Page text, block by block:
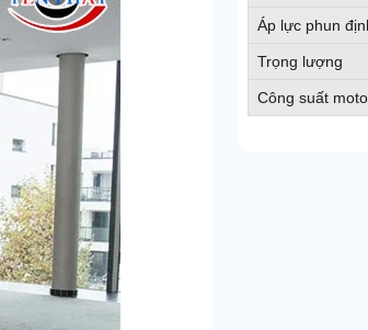
Áp lực phun
Trọng lượng
Công suất